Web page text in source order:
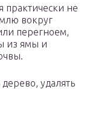
практически не
вокруг
перегноем,
из ямы и
удалять